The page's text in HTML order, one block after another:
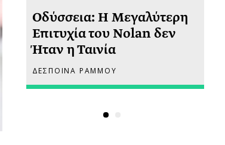
Οδύσσεια: Η Μεγαλύτερη
Επιτυχία του Nolan δεν
Ήταν η Ταινία
ΔΕΣΠΟΙΝΑ ΡΑΜΜΟΥ